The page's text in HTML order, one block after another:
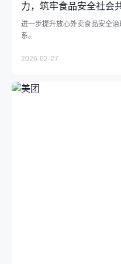
力，筑牢食品安全社会
进一步提升放心外卖食品安全
系。
2026-02-27